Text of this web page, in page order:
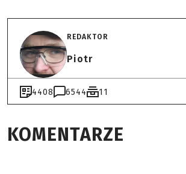
REDAKTOR
Piotr
4408 6544 11
KOMENTARZE